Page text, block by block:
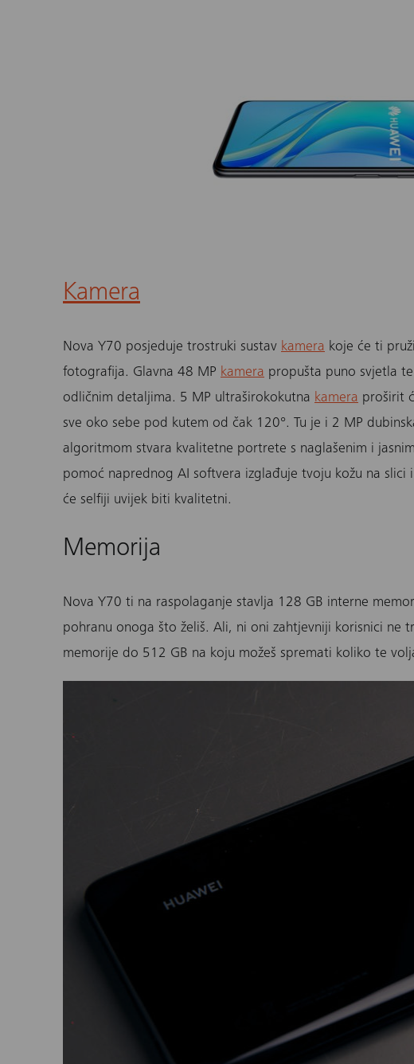
Kamera
Nova Y70 posjeduje trostruki sustav kamera koje će ti
fotografija. Glavna 48 MP kamera propušta puno svjetla
odličnim detaljima. 5 MP ultraširokokutna kamera proširit
sve oko sebe pod kutem od čak 120°. Tu je i 2 MP
algoritmom stvara kvalitetne portrete s naglašenim i
pomoć naprednog AI softvera izglađuje tvoju kožu na slici
će selfiji uvijek biti kvalitetni.
Memorija
Nova Y70 ti na raspolaganje stavlja 128 GB interne
pohranu onoga što želiš. Ali, ni oni zahtjevniji korisnici ne
memorije do 512 GB na koju možeš spremati koliko te